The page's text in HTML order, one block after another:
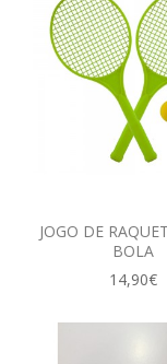
JOGO DE
BOLA
14,90€